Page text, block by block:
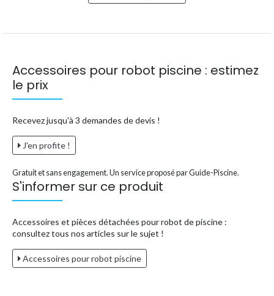
Accessoires pour robot piscine : estimez
le prix
Recevez jusqu'à 3 demandes de devis !
J'en profite !
Gratuit et sans engagement. Un service proposé par Guide-Piscine.
S'informer sur ce produit
Accessoires et pièces détachées pour robot de piscine :
consultez tous nos articles sur le sujet !
Accessoires pour robot piscine